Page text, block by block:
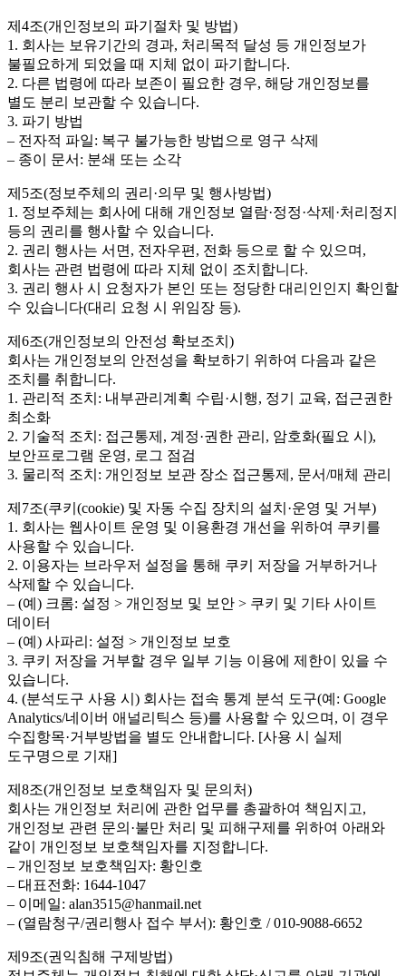
제4조(개인정보의 파기절차 및 방법)
1. 회사는 보유기간의 경과, 처리목적 달성 등 개인정보가
불필요하게 되었을 때 지체 없이 파기합니다.
2. 다른 법령에 따라 보존이 필요한 경우, 해당 개인정보를
별도 분리 보관할 수 있습니다.
3. 파기 방법
– 전자적 파일: 복구 불가능한 방법으로 영구 삭제
– 종이 문서: 분쇄 또는 소각
제5조(정보주체의 권리·의무 및 행사방법)
1. 정보주체는 회사에 대해 개인정보 열람·정정·삭제·처리정지
등의 권리를 행사할 수 있습니다.
2. 권리 행사는 서면, 전자우편, 전화 등으로 할 수 있으며,
회사는 관련 법령에 따라 지체 없이 조치합니다.
3. 권리 행사 시 요청자가 본인 또는 정당한 대리인인지 확인할
수 있습니다(대리 요청 시 위임장 등).
제6조(개인정보의 안전성 확보조치)
회사는 개인정보의 안전성을 확보하기 위하여 다음과 같은
조치를 취합니다.
1. 관리적 조치: 내부관리계획 수립·시행, 정기 교육, 접근권한
최소화
2. 기술적 조치: 접근통제, 계정·권한 관리, 암호화(필요 시),
보안프로그램 운영, 로그 점검
3. 물리적 조치: 개인정보 보관 장소 접근통제, 문서/매체 관리
제7조(쿠키(cookie) 및 자동 수집 장치의 설치·운영 및 거부)
1. 회사는 웹사이트 운영 및 이용환경 개선을 위하여 쿠키를
사용할 수 있습니다.
2. 이용자는 브라우저 설정을 통해 쿠키 저장을 거부하거나
삭제할 수 있습니다.
– (예) 크롬: 설정 > 개인정보 및 보안 > 쿠키 및 기타 사이트
데이터
– (예) 사파리: 설정 > 개인정보 보호
3. 쿠키 저장을 거부할 경우 일부 기능 이용에 제한이 있을 수
있습니다.
4. (분석도구 사용 시) 회사는 접속 통계 분석 도구(예: Google
Analytics/네이버 애널리틱스 등)를 사용할 수 있으며, 이 경우
수집항목·거부방법을 별도 안내합니다. [사용 시 실제
도구명으로 기재]
제8조(개인정보 보호책임자 및 문의처)
회사는 개인정보 처리에 관한 업무를 총괄하여 책임지고,
개인정보 관련 문의·불만 처리 및 피해구제를 위하여 아래와
같이 개인정보 보호책임자를 지정합니다.
– 개인정보 보호책임자: 황인호
– 대표전화: 1644-1047
– 이메일: alan3515@hanmail.net
– (열람청구/권리행사 접수 부서): 황인호 / 010-9088-6652
제9조(권익침해 구제방법)